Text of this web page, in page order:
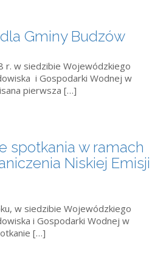
Gminy Budzów
r. w siedzibie Wojewódzkiego
i Gospodarki Wodnej w
pierwsza […]
spotkania w ramach
Niskiej Emisji
w siedzibie Wojewódzkiego
i Gospodarki Wodnej w
[…]